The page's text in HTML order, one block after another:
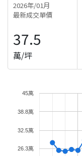
2026年/01月
最新成交單價
37.5
萬/坪
26.3萬
32.5萬
38.8萬
45萬